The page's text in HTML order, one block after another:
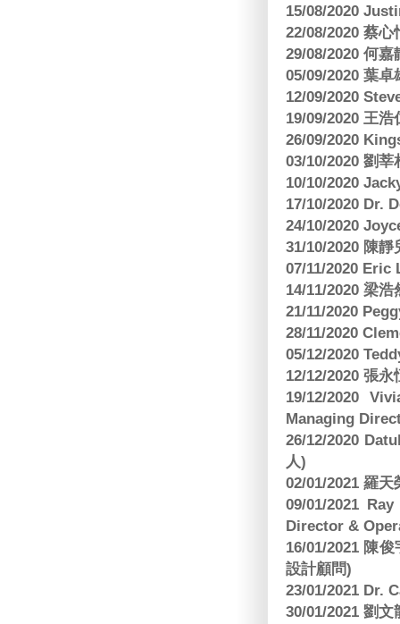
15/08/2020
22/08/2020 蔡
29/08/2020 何
05/09/2020 葉
12/09/2020
19/09/2020 王
26/09/2020
03/10/2020 劉
10/10/2020
17/10/2020 Dr.
24/10/2020
31/10/2020 陳
07/11/2020 Eric
14/11/2020 梁
21/11/2020
28/11/2020
05/12/2020
12/12/2020 張
19/12/2020
Managing
26/12/2020
人)
02/01/2021 羅
09/01/2021
Director &
16/01/2021 陳
設計顧問)
23/01/2021 Dr.
30/01/2021 劉